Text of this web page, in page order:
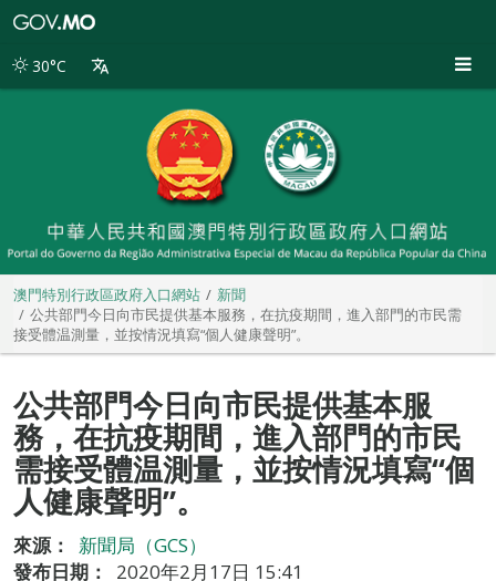
別
30°C
澳門特別行政區政府入口網站
新聞
公共部門今日向市民提供基本服務，在抗疫期間，進入部門的市民需
接受體温測量，並按情況填寫“個人健康聲明”。
公共部門今日向市民提供基本服
務，在抗疫期間，進入部門的市民
需接受體温測量，並按情況填寫“個
人健康聲明”。
來源：
新聞局（GCS）
發布日期：
2020年2月17日 15:41